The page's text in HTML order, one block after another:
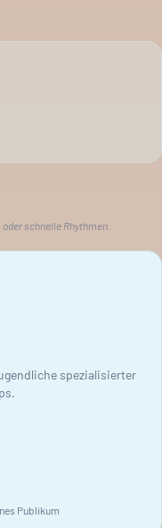
Rahmen. Ein
schnelle Rhythmen.
spezialisierter
Publikum